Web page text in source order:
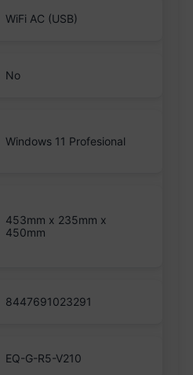
WiFi AC (USB)
No
Windows 11 Profesional
453mm x 235mm x
450mm
8447691023291
EQ-G-R5-V210